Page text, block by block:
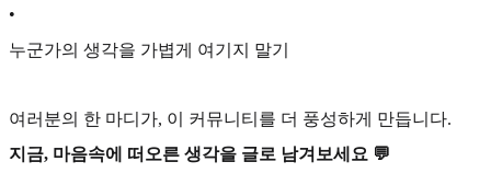
•
누군가의 생각을 가볍게 여기지 말기
여러분의 한 마디가, 이 커뮤니티를 더 풍성하게 만듭니다.
지금, 마음속에 떠오른 생각을 글로 남겨보세요 💬